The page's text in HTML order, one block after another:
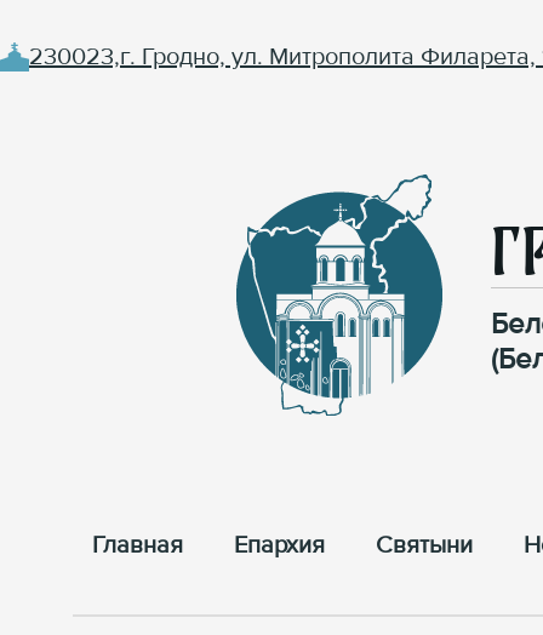
230023,г. Гродно, ул. Митрополита Филарета,
Главная Епархия Cвятыни